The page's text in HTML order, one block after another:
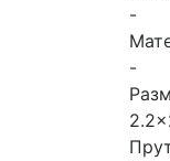
-
-